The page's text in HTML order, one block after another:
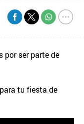
por ser parte de
tu fiesta de